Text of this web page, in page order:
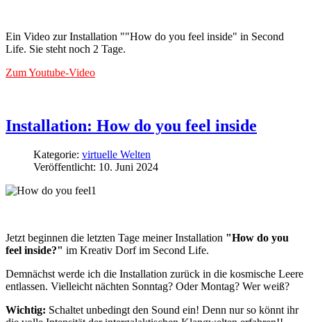
Ein Video zur Installation ""How do you feel inside" in Second
Life. Sie steht noch 2 Tage.
Zum Youtube-Video
Installation: How do you feel inside
Kategorie: virtuelle Welten
Veröffentlicht: 10. Juni 2024
Jetzt beginnen die letzten Tage meiner Installation "How do you
feel inside?" im Kreativ Dorf im Second Life.
Demnächst werde ich die Installation zurück in die kosmische Leere
entlassen. Vielleicht nächten Sonntag? Oder Montag? Wer weiß?
Wichtig: Schaltet unbedingt den Sound ein! Denn nur so könnt ihr